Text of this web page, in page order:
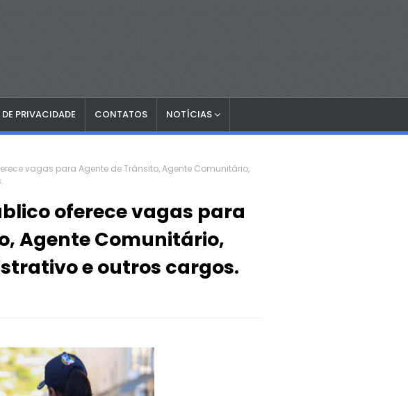
PRIVACIDADE CONTATOS NOTÍCIAS
vagas para Agente de Trânsito, Agente Comunitário,
oferece vagas para
Agente Comunitário,
e outros cargos.